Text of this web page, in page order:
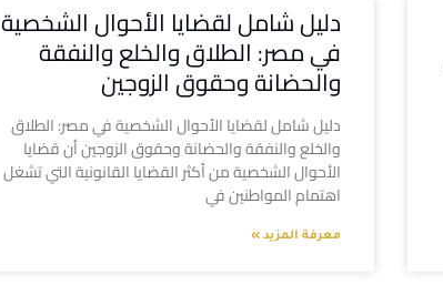
دليل شامل لقضايا الأحوال الشخصية
في مصر: الطلاق والخلع والنفقة
والحضانة وحقوق الزوجين
دليل شامل لقضايا الأحوال الشخصية في مصر: الطلاق
والخلع والنفقة والحضانة وحقوق الزوجين أن قضايا
الأحوال الشخصية من أكثر القضايا القانونية التي تشغل
اهتمام المواطنين في
معرفة المزيد »